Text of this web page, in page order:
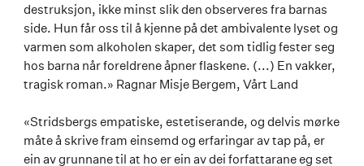
destruksjon, ikke minst slik den observeres fra barnas
side. Hun får oss til å kjenne på det ambivalente lyset og
varmen som alkoholen skaper, det som tidlig fester seg
hos barna når foreldrene åpner flaskene. (...) En vakker,
tragisk roman.» Ragnar Misje Bergem, Vårt Land
«Stridsbergs empatiske, estetiserande, og delvis mørke
måte å skrive fram einsemd og erfaringar av tap på, er
ein av grunnane til at ho er ein av dei forfattarane eg set